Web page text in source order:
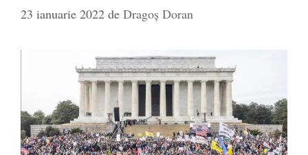
23 ianuarie 2022 de Dragoș Doran